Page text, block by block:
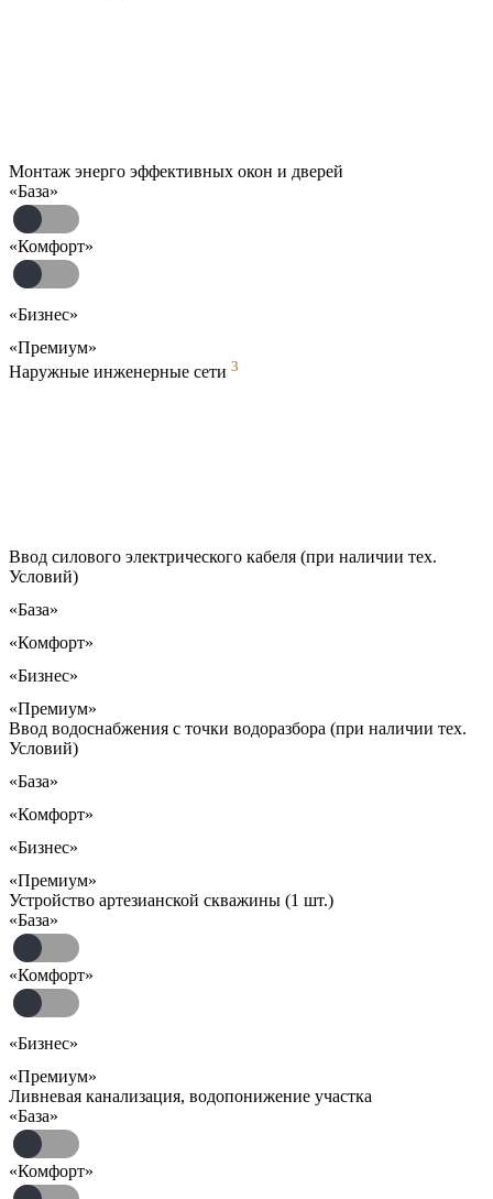
Монтаж энерго эффективных окон и дверей
«База»
«Комфорт»
«Бизнес»
«Премиум»
Наружные инженерные сети 3
Ввод силового электрического кабеля (при наличии тех.
Условий)
«База»
«Комфорт»
«Бизнес»
«Премиум»
Ввод водоснабжения с точки водоразбора (при наличии тех.
Условий)
«База»
«Комфорт»
«Бизнес»
«Премиум»
Устройство артезианской скважины (1 шт.)
«База»
«Комфорт»
«Бизнес»
«Премиум»
Ливневая канализация, водопонижение участка
«База»
«Комфорт»